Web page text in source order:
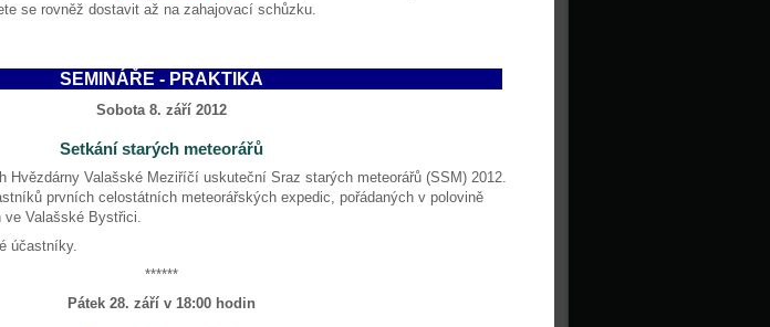
se rovněž dostavit až na zahajovací schůzku.
SEMINÁŘE - PRAKTIKA
Sobota 8. září 2012
Setkání starých meteorářů
Hvězdárny Valašské Meziříčí uskuteční Sraz starých meteorářů (SSM) 2012.
prvních celostátních meteorářských expedic, pořádaných v polovině
ve Valašské Bystřici.
účastníky.
******
Pátek 28. září v 18:00 hodin